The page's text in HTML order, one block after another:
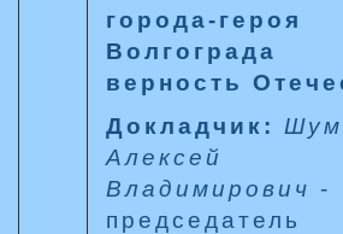
города-героя
верность
Докладчик:
Алексей
Владимирович -
председатель